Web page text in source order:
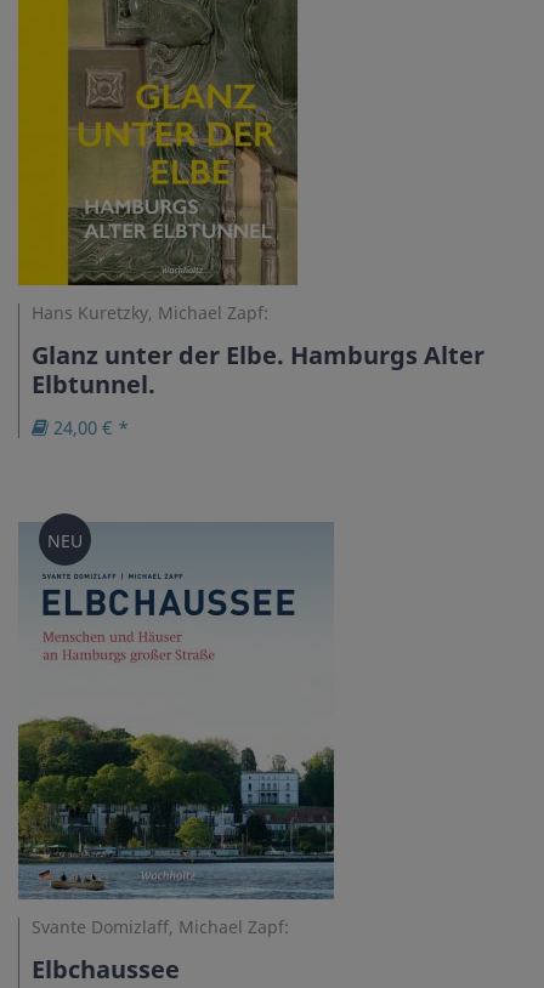
Hans Kuretzky, Michael Zapf:
Glanz unter der Elbe. Hamburgs Alter
Elbtunnel.
24,00 € *
NEU
Svante Domizlaff, Michael Zapf:
Elbchaussee